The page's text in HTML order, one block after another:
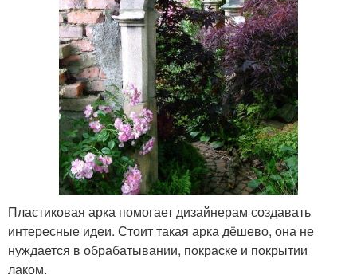
Пластиковая арка помогает дизайнерам создавать
интересные идеи. Стоит такая арка дёшево, она не
нуждается в обрабатывании, покраске и покрытии
лаком.